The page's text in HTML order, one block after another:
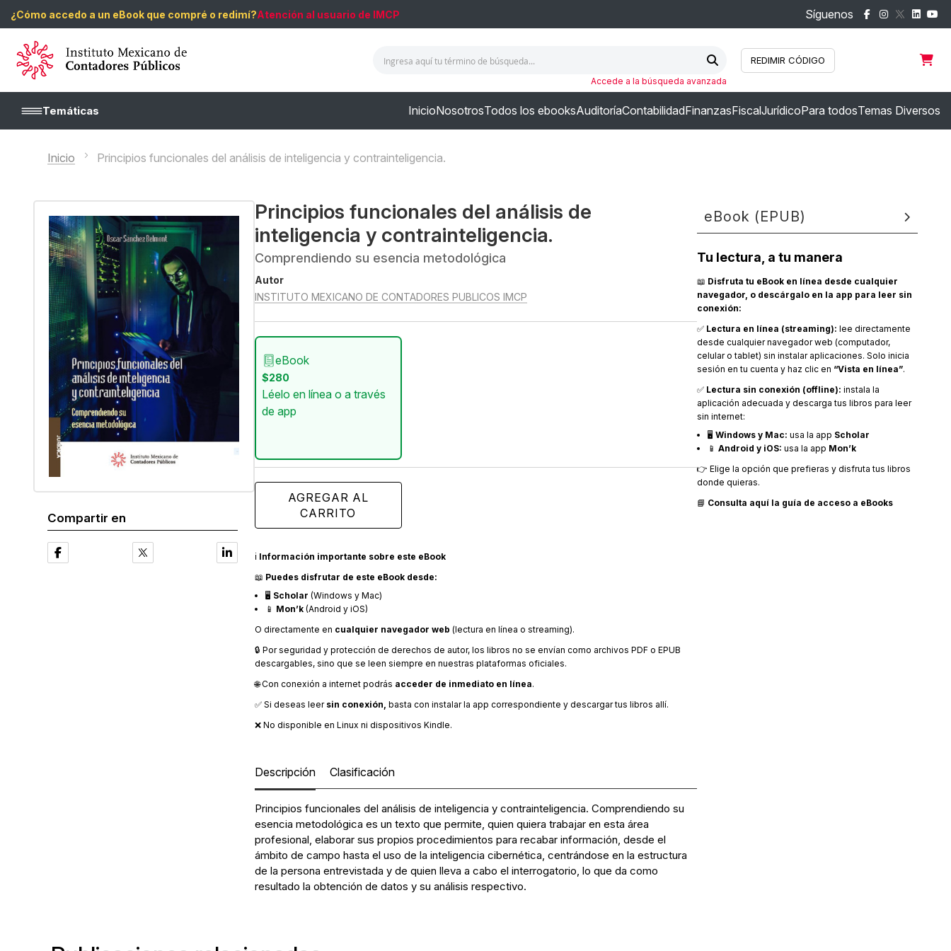
¿Cómo accedo a un eBook que compré o redimí?Atención al usuario de IMCP Síguenos
Accede a la búsqueda avanzada
REDIMIR CÓDIGO
Temáticas InicioNosotrosTodos los ebooksAuditoríaContabilidadFinanzasFiscalJurídicoPara todosTemas Diversos
Inicio Principios funcionales del análisis de inteligencia y contrainteligencia.
Compartir en
Principios funcionales del análisis de
inteligencia y contrainteligencia.
Comprendiendo su esencia metodológica
Autor
INSTITUTO MEXICANO DE CONTADORES PUBLICOS IMCP
eBook
$280
Léelo en línea o a través
de app
AGREGAR AL
CARRITO
ℹ️ Información importante sobre este eBook
📖 Puedes disfrutar de este eBook desde:
🖥️ Scholar (Windows y Mac)
📱 Mon’k(Android y iOS)
O directamente en cualquier navegador web (lectura en línea o streaming).
🔒 Por seguridad y protección de derechos de autor, los libros no se envían como archivos PDF o EPUB
descargables, sino que se leen siempre en nuestras plataformas oficiales.
🌐 Con conexión a internet podrás acceder de inmediato en línea.
✅ Si deseas leer sin conexión, basta con instalar la app correspondiente y descargar tus libros allí.
❌ No disponible en Linux ni dispositivos Kindle.
Descripción Clasificación
Principios funcionales del análisis de inteligencia y contrainteligencia. Comprendiendo su
esencia metodológica es un texto que permite, quien quiera trabajar en esta área
profesional, elaborar sus propios procedimientos para recabar información, desde el
ámbito de campo hasta el uso de la inteligencia cibernética, centrándose en la estructura
de la persona entrevistada y de quien lleva a cabo el interrogatorio, lo que da como
resultado la obtención de datos y su análisis respectivo.
eBook (EPUB)
Tu lectura, a tu manera
📖 Disfruta tu eBook en línea desde cualquier
navegador, o descárgalo en la app para leer sin
conexión:
✅ Lectura en línea (streaming): lee directamente
desde cualquier navegador web (computador,
celular o tablet) sin instalar aplicaciones. Solo inicia
sesión en tu cuenta y haz clic en “Vista en línea”.
✅ Lectura sin conexión (offline): instala la
aplicación adecuada y descarga tus libros para leer
sin internet:
🖥️ Windows y Mac: usa la app Scholar
📱 Android y iOS: usa la app Mon’k
👉 Elige la opción que prefieras y disfruta tus libros
donde quieras.
📘 Consulta aquí la guía de acceso a eBooks